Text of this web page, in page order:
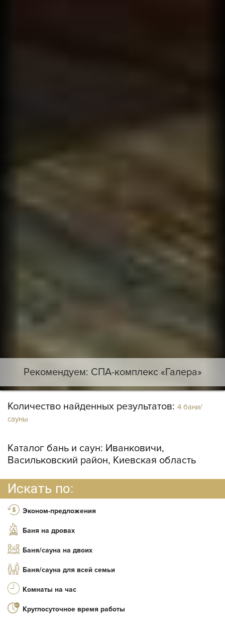
Рекомендуем: СПА-комплекс «Галера»
Количество найденных результатов: 4 бани/
сауны
Каталог бань и саун: Иванковичи,
Васильковский район, Киевская область
Искать по:
Эконом-предложения
Баня на дровах
Баня/сауна на двоих
Баня/сауна для всей семьи
Комнаты на час
Круглосуточное время работы